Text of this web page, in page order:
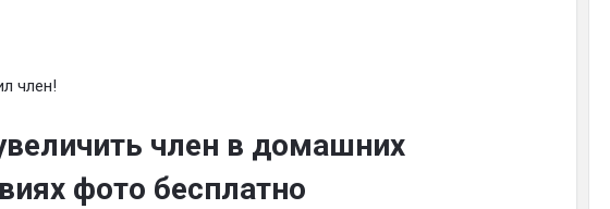
член!
член в домашних
фото бесплатно